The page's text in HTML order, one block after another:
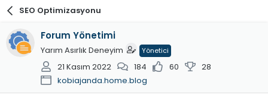
SEO Optimizasyonu
Forum Yönetimi
Yarım Asırlık Deneyim Yönetici
21 Kasım 2022 184 60
28
kobiajanda.home.blog